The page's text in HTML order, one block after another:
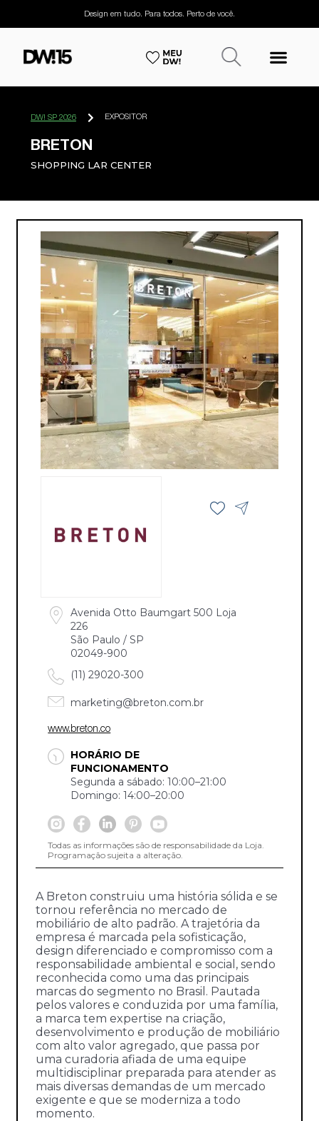
Design em tudo. Para todos. Perto de você.
DW! SP 2026 EXPOSITOR
BRETON
SHOPPING LAR CENTER
Avenida Otto Baumgart 500 Loja
226
São Paulo / SP
02049-900
(11) 29020-300
marketing@breton.com.br
www.breton.co
HORÁRIO DE
FUNCIONAMENTO
Segunda a sábado: 10:00–21:00
Domingo: 14:00–20:00
Todas as informações são de responsabilidade da Loja.
Programação sujeita a alteração.
A Breton construiu uma história sólida e se
tornou referência no mercado de
mobiliário de alto padrão. A trajetória da
empresa é marcada pela sofisticação,
design diferenciado e compromisso com a
responsabilidade ambiental e social, sendo
reconhecida como uma das principais
marcas do segmento no Brasil. Pautada
pelos valores e conduzida por uma família,
a marca tem expertise na criação,
desenvolvimento e produção de mobiliário
com alto valor agregado, que passa por
uma curadoria afiada de uma equipe
multidisciplinar preparada para atender as
mais diversas demandas de um mercado
exigente e que se moderniza a todo
momento.